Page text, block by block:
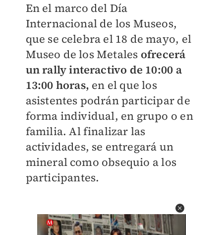
En el marco del Día
Internacional de los Museos,
que se celebra el 18 de mayo, el
Museo de los Metales ofrecerá
un rally interactivo de 10:00 a
13:00 horas, en el que los
asistentes podrán participar de
forma individual, en grupo o en
familia. Al finalizar las
actividades, se entregará un
mineral como obsequio a los
participantes.